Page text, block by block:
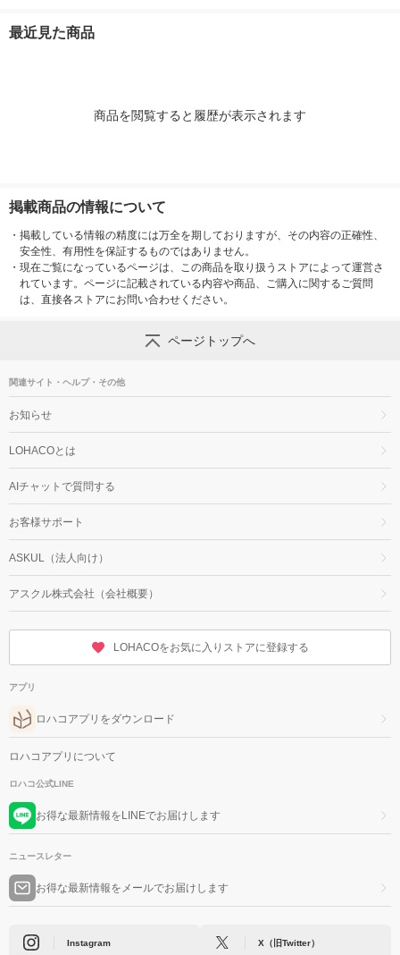
最近見た商品
商品を閲覧すると履歴が表示されます
掲載商品の情報について
・ 掲載している情報の精度には万全を期しておりますが、その内容の正確性、
安全性、有用性を保証するものではありません。
・ 現在ご覧になっているページは、この商品を取り扱うストアによって運営さ
れています。ページに記載されている内容や商品、ご購入に関するご質問
は、直接各ストアにお問い合わせください。
ページトップへ
関連サイト・ヘルプ・その他
お知らせ
LOHACOとは
AIチャットで質問する
お客様サポート
ASKUL（法人向け）
アスクル株式会社（会社概要）
LOHACOをお気に入りストアに登録する
アプリ
ロハコアプリをダウンロード
ロハコアプリについて
ロハコ公式LINE
お得な最新情報をLINEでお届けします
ニュースレター
お得な最新情報をメールでお届けします
Instagram X（旧Twitter）